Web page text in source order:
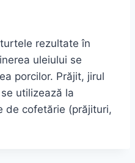
rezultate în
uleiului se
porcilor. Prăjit, jirul
utilizează la
de cofetărie (prăjituri,